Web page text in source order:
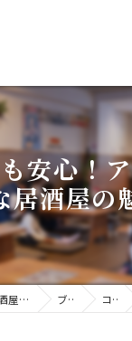
安心！
居酒屋の
大分県高城の居酒屋ならうまか家 夢なりち ブログ コラム